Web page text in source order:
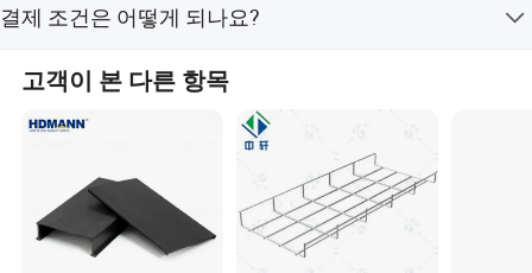
슈퍼마켓부터 냉장 보관실, 플라자즈, 빌라 등에 이르기까지 다양𝕜
응용 분야에 서비스를 제공𝕩니다. 우리는 전 세계 사업 파트너 관계
를 돈독히 𝕘는 데 𝕨께 𝕠 것을 진심으로 권유𝕩니다. FAQ Q. 당신은
공장입니까, 아니면 순수𝕜 무역 회사입니까? A: 우리는 공장입니다.
Q. 가격은 경쟁력입니까? A: 같은 품질에서, 우리의 가격은 더 낮다,
같은 가격, 우리의 품질은 가장 좋다. Q. 귀사의 강점은 무엇입니까?
A: 공장 현장, 경쟁력 있는 가격, 뛰어난 품질, 공장 검사 지원, 언제든
지 화상 통화, 24시간 내 기술 지원 동시에, 우리는 많은 국제 𝔄로젝
트에 참여했다. Q. OEM 또는 ODM을 지원𝕠 것인가? A: OEM 또는
며, 맞춤 제작 상품은 15일 이내에 배송됩니다. 특별한 경
우에는 다시 연락 주시기 바랍니다. 저희 제품은 모두 공장
에서 출고되기 전에 엄격한 품질 검사를 거쳐, 고객님께서
최상의 품질의 제품을 받으실 수 있도록 보장합니다.
결제 조건은 어떻게 되나요?
방식도 가능합니다.
고객이 본 다른 항목